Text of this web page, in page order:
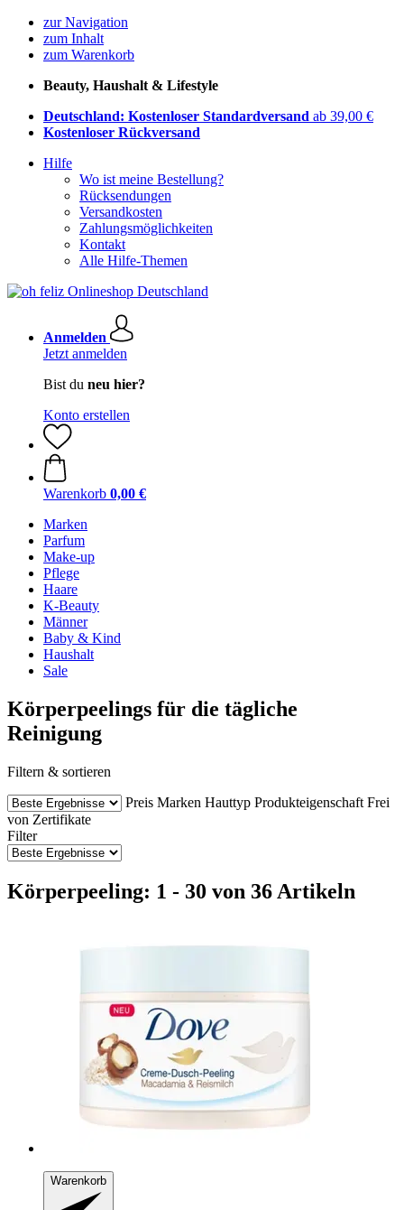
zur Navigation
zum Inhalt
zum Warenkorb
Beauty, Haushalt & Lifestyle
Deutschland: Kostenloser Standardversand ab 39,00 €
Kostenloser Rückversand
Hilfe
Wo ist meine Bestellung?
Rücksendungen
Versandkosten
Zahlungsmöglichkeiten
Kontakt
Alle Hilfe-Themen
Anmelden
Jetzt anmelden
Bist du neu hier?
Konto erstellen
Warenkorb 0,00 €
Marken
Parfum
Make-up
Pflege
Haare
K-Beauty
Männer
Baby & Kind
Haushalt
Sale
Körperpeelings für die tägliche
Reinigung
Filtern & sortieren
Preis Marken Hauttyp Produkteigenschaft Frei
von Zertifikate
Filter
Körperpeeling: 1 - 30 von 36 Artikeln
Warenkorb